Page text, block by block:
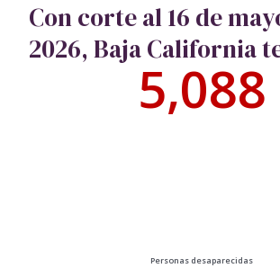
Con corte al 16 de
2026, Baja California
5,088
Personas desaparecidas